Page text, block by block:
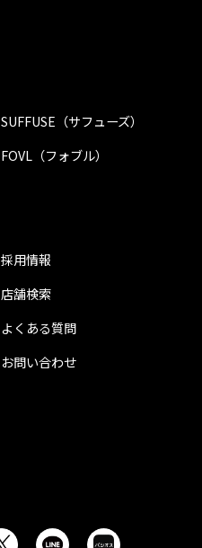
SUFFUSE（サフューズ）
FOVL（フォブル）
採用情報
店舗検索
よくある質問
お問い合わせ